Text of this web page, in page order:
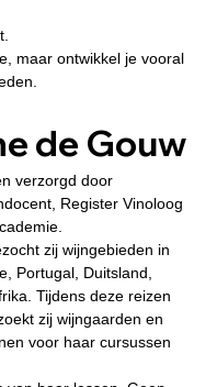
maar ontwikkel je vooral
de Gouw
verzorgd door
Register Vinoloog
zij wijngebieden in
Portugal, Duitsland,
Tijdens deze reizen
zij wijngaarden en
voor haar cursussen